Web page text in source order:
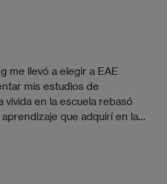
me llevó a elegir a EAE
mis estudios de
en la escuela rebasó
que adquirí en las